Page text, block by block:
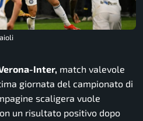
Inter, match valevole
giornata del campionato di
scaligera vuole
un risultato positivo dopo